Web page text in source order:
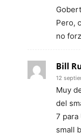
Pero,
no
Bill
12
Muy
del
7 para
small